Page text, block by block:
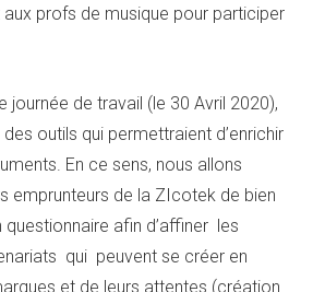
profs de musique pour participer
journée de travail (le 30 Avril 2020),
outils qui permettraient d’enrichir
En ce sens, nous allons
emprunteurs de la ZIcotek de bien
afin d’affiner les
qui peuvent se créer en
et de leurs attentes (création